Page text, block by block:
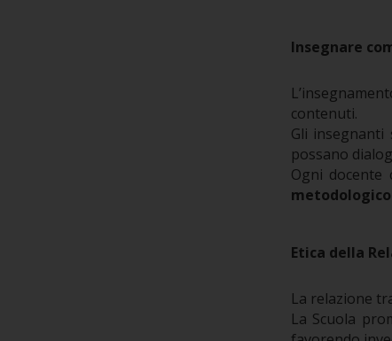
Insegnare
contenuti.
Gli insegnanti
possano
Ogni docente
Etica della
La relazione
La Scuola